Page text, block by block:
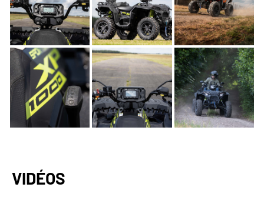
VIDÉOS